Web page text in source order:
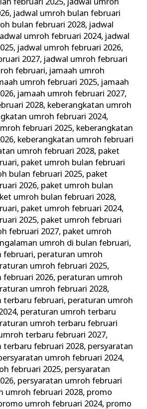
februari 2025, jadwal umroh
, jadwal umroh bulan februari
bulan februari 2028, jadwal
umroh februari 2024, jadwal
, jadwal umroh februari 2026,
2027, jadwal umroh februari
februari, jamaah umroh
umroh februari 2025, jamaah
, jamaah umroh februari 2027,
2028, keberangkatan umroh
umroh februari 2024,
februari 2025, keberangkatan
, keberangkatan umroh februari
umroh februari 2028, paket
, paket umroh bulan februari
bulan februari 2025, paket
2026, paket umroh bulan
umroh bulan februari 2028,
, paket umroh februari 2024,
2025, paket umroh februari
februari 2027, paket umroh
umroh di bulan februari,
februari, peraturan umroh
umroh februari 2025,
2026, peraturan umroh
umroh februari 2028,
terbaru februari, peraturan umroh
, peraturan umroh terbaru
umroh terbaru februari
terbaru februari 2027,
februari 2028, persyaratan
umroh februari 2024,
februari 2025, persyaratan
, persyaratan umroh februari
umroh februari 2028, promo
umroh februari 2024, promo